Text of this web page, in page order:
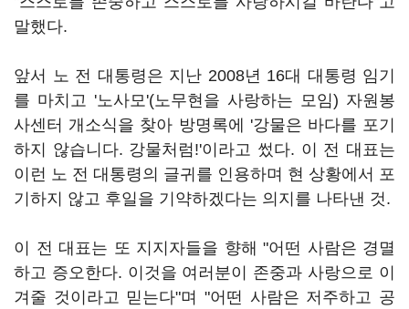
말했다.
앞서 노 전 대통령은 지난 2008년 16대 대통령 임기
를 마치고 '노사모'(노무현을 사랑하는 모임) 자원봉
사센터 개소식을 찾아 방명록에 '강물은 바다를 포기
하지 않습니다. 강물처럼!'이라고 썼다. 이 전 대표는
이런 노 전 대통령의 글귀를 인용하며 현 상황에서 포
기하지 않고 후일을 기약하겠다는 의지를 나타낸 것.
이 전 대표는 또 지지자들을 향해 "어떤 사람은 경멸
하고 증오한다. 이것을 여러분이 존중과 사랑으로 이
겨줄 것이라고 믿는다"며 "어떤 사람은 저주하고 공